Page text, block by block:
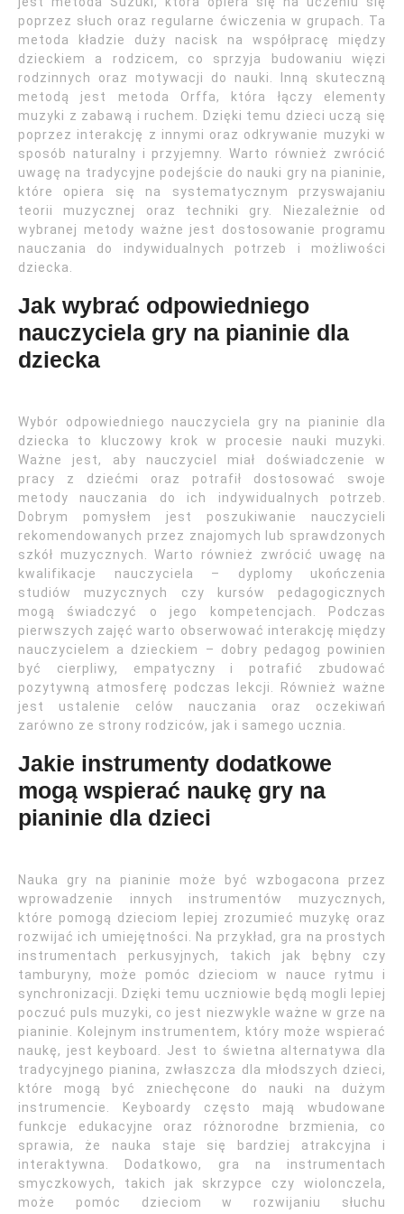
poprzez słuch oraz regularne ćwiczenia w grupach. Ta
metoda kładzie duży nacisk na współpracę między
dzieckiem a rodzicem, co sprzyja budowaniu więzi
rodzinnych oraz motywacji do nauki. Inną skuteczną
metodą jest metoda Orffa, która łączy elementy
muzyki z zabawą i ruchem. Dzięki temu dzieci uczą się
poprzez interakcję z innymi oraz odkrywanie muzyki w
sposób naturalny i przyjemny. Warto również zwrócić
uwagę na tradycyjne podejście do nauki gry na pianinie,
które opiera się na systematycznym przyswajaniu
teorii muzycznej oraz techniki gry. Niezależnie od
wybranej metody ważne jest dostosowanie programu
nauczania do indywidualnych potrzeb i możliwości
dziecka.
Jak wybrać odpowiedniego
nauczyciela gry na pianinie dla
dziecka
Wybór odpowiedniego nauczyciela gry na pianinie dla
dziecka to kluczowy krok w procesie nauki muzyki.
Ważne jest, aby nauczyciel miał doświadczenie w
pracy z dziećmi oraz potrafił dostosować swoje
metody nauczania do ich indywidualnych potrzeb.
Dobrym pomysłem jest poszukiwanie nauczycieli
rekomendowanych przez znajomych lub sprawdzonych
szkół muzycznych. Warto również zwrócić uwagę na
kwalifikacje nauczyciela – dyplomy ukończenia
studiów muzycznych czy kursów pedagogicznych
mogą świadczyć o jego kompetencjach. Podczas
pierwszych zajęć warto obserwować interakcję między
nauczycielem a dzieckiem – dobry pedagog powinien
być cierpliwy, empatyczny i potrafić zbudować
pozytywną atmosferę podczas lekcji. Również ważne
jest ustalenie celów nauczania oraz oczekiwań
zarówno ze strony rodziców, jak i samego ucznia.
Jakie instrumenty dodatkowe
mogą wspierać naukę gry na
pianinie dla dzieci
Nauka gry na pianinie może być wzbogacona przez
wprowadzenie innych instrumentów muzycznych,
które pomogą dzieciom lepiej zrozumieć muzykę oraz
rozwijać ich umiejętności. Na przykład, gra na prostych
instrumentach perkusyjnych, takich jak bębny czy
tamburyny, może pomóc dzieciom w nauce rytmu i
synchronizacji. Dzięki temu uczniowie będą mogli lepiej
poczuć puls muzyki, co jest niezwykle ważne w grze na
pianinie. Kolejnym instrumentem, który może wspierać
naukę, jest keyboard. Jest to świetna alternatywa dla
tradycyjnego pianina, zwłaszcza dla młodszych dzieci,
które mogą być zniechęcone do nauki na dużym
instrumencie. Keyboardy często mają wbudowane
funkcje edukacyjne oraz różnorodne brzmienia, co
sprawia, że nauka staje się bardziej atrakcyjna i
interaktywna. Dodatkowo, gra na instrumentach
smyczkowych, takich jak skrzypce czy wiolonczela,
może pomóc dzieciom w rozwijaniu słuchu